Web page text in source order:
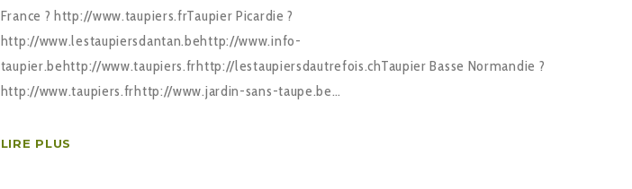
France ? http://www.taupiers.frTaupier Picardie ?
http://www.lestaupiersdantan.behttp://www.info-
taupier.behttp://www.taupiers.frhttp://lestaupiersdautrefois.chTaupier Basse Normandie ?
http://www.taupiers.frhttp://www.jardin-sans-taupe.be…
LIRE PLUS